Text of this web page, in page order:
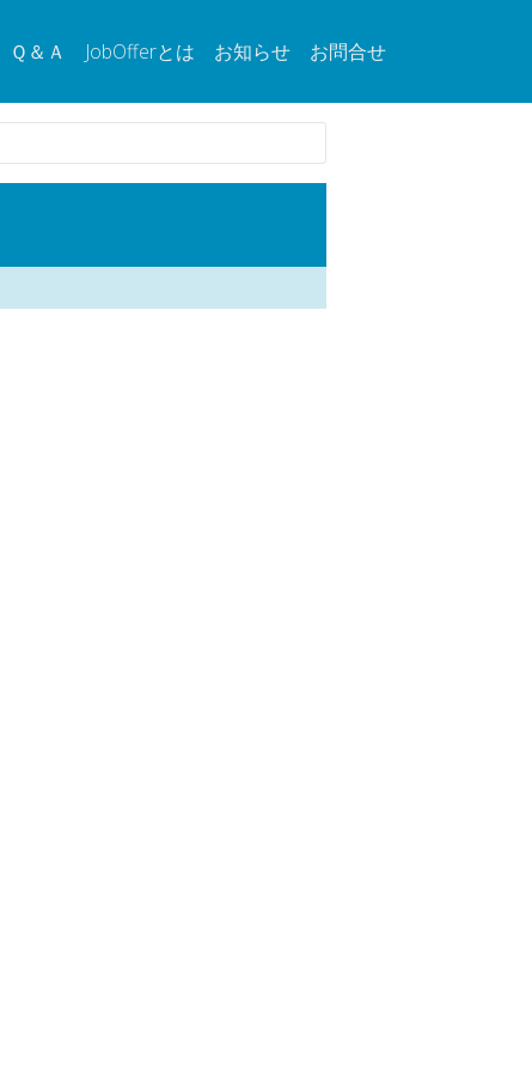
Ｑ＆Ａ JobOfferとは お知らせ お問合せ